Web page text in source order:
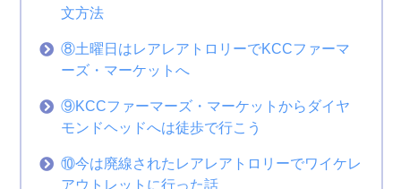
文方法
⑧土曜日はレアレアトロリーでKCCファーマ
ーズ・マーケットへ
⑨KCCファーマーズ・マーケットからダイヤ
モンドヘッドへは徒歩で行こう
⑩今は廃線されたレアレアトロリーでワイケレ
アウトレットに行った話